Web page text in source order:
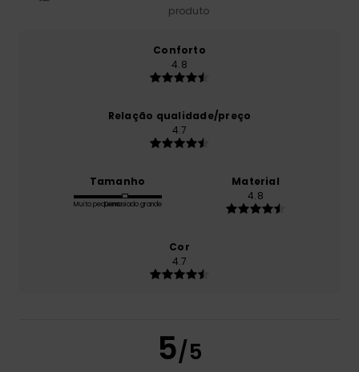
produto
Conforto
4.8
Relação qualidade/preço
4.7
Tamanho
Muito pequenoDemasiado grande
Material
4.8
Cor
4.7
5/5